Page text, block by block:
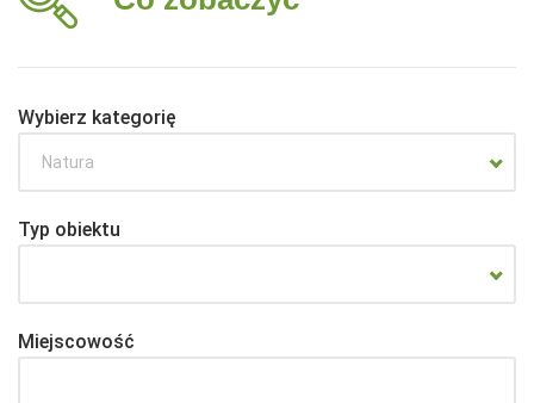
Wybierz kategorię
Natura
Typ obiektu
Miejscowość